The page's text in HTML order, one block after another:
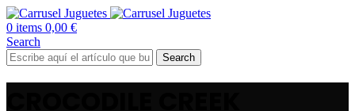
0 items 0,00 €
Search
Search